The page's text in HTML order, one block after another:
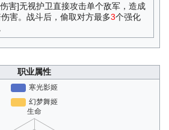
害]无视护卫直接攻击单个敌军，造成
害。战斗后，偷取对方最多3个强化
职业属性